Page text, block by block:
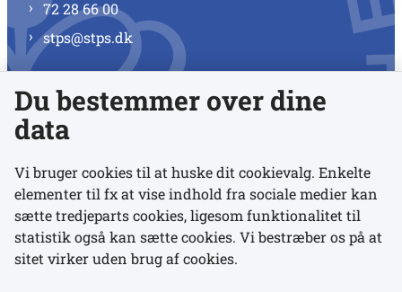
72 28 66 00
stps@stps.dk
Se alle kontaktnumre
Links
Udgivelser
Du bestemmer over dine
data
Vi bruger cookies til at huske dit cookievalg. Enkelte
elementer til fx at vise indhold fra sociale medier kan
sætte tredjeparts cookies, ligesom funktionalitet til
statistik også kan sætte cookies. Vi bestræber os på at
sitet virker uden brug af cookies.